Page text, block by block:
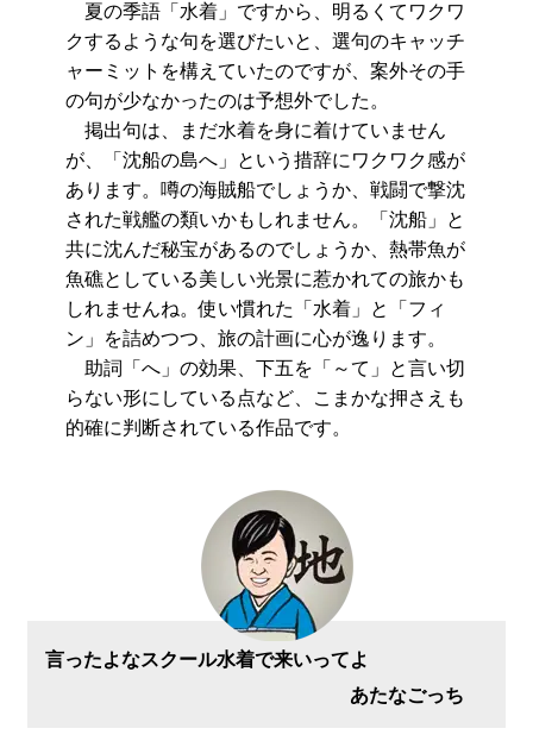
夏の季語「水着」ですから、明るくてワクワ
クするような句を選びたいと、選句のキャッチ
ャーミットを構えていたのですが、案外その手
の句が少なかったのは予想外でした。
掲出句は、まだ水着を身に着けていません
が、「沈船の島へ」という措辞にワクワク感が
あります。噂の海賊船でしょうか、戦闘で撃沈
された戦艦の類いかもしれません。「沈船」と
共に沈んだ秘宝があるのでしょうか、熱帯魚が
魚礁としている美しい光景に惹かれての旅かも
しれませんね。使い慣れた「水着」と「フィ
ン」を詰めつつ、旅の計画に心が逸ります。
助詞「へ」の効果、下五を「～て」と言い切
らない形にしている点など、こまかな押さえも
的確に判断されている作品です。
言ったよなスクール水着で来いってよ
あたなごっち